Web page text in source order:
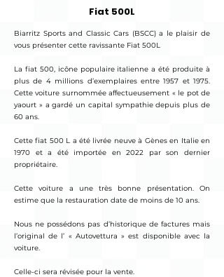
Fiat 500L
Biarritz Sports and Classic Cars (BSCC) a le plaisir de
vous présenter cette ravissante Fiat 500L
La fiat 500, icône populaire italienne a été produite à
plus de 4 millions d’exemplaires entre 1957 et 1975.
Cette voiture surnommée affectueusement « le pot de
yaourt » a gardé un capital sympathie depuis plus de
60 ans.
Cette fiat 500 L a été livrée neuve à Gènes en Italie en
1970 et a été importée en 2022 par son dernier
propriétaire.
Cette voiture a une très bonne présentation. On
estime que la restauration date de moins de 10 ans.
Nous ne possédons pas d’historique de factures mais
l’original de l’ « Autovettura » est disponible avec la
voiture.
Celle-ci sera révisée pour la vente.